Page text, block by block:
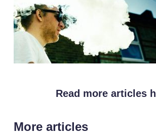
Read more articles
More articles